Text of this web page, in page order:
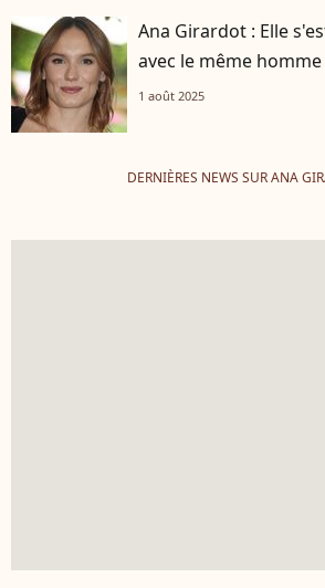
Ana Girardot : Elle
avec le même homme
1 août 2025
DERNIÈRES NEWS SUR ANA